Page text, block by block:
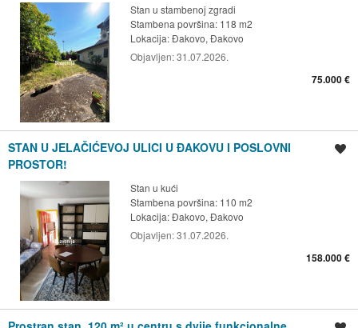
Stan u stambenoj zgradi
Stambena površina: 118 m2
Lokacija:Đakovo, Đakovo
Objavljen:31.07.2026.
75.000 €
STAN U JELAČIĆEVOJ ULICI U ĐAKOVU I POSLOVNI
PROSTOR!
Stan u kući
Stambena površina: 110 m2
Lokacija:Đakovo, Đakovo
Objavljen:31.07.2026.
158.000 €